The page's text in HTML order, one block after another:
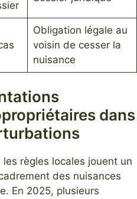
Obligation légale au
voisin de cesser la
nuisance
dans
règles locales jouent un
des nuisances
En 2025, plusieurs